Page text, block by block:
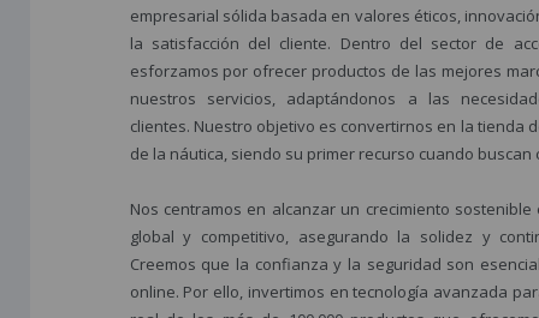
empresarial sólida basada en valores éticos,
la satisfacción del cliente. Dentro del sector de
esforzamos por ofrecer productos de las mejores
nuestros servicios, adaptándonos a las
clientes. Nuestro objetivo es convertirnos en la tienda
de la náutica, siendo su primer recurso cuando buscan
Nos centramos en alcanzar un crecimiento
global y competitivo, asegurando la solidez y
Creemos que la confianza y la seguridad son
online. Por ello, invertimos en tecnología avanzada